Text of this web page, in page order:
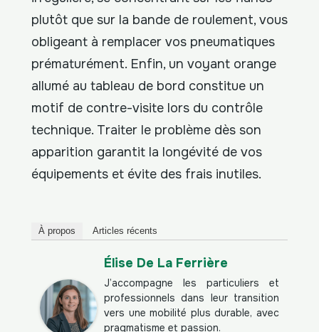
plutôt que sur la bande de roulement, vous
obligeant à remplacer vos pneumatiques
prématurément. Enfin, un voyant orange
allumé au tableau de bord constitue un
motif de contre-visite lors du contrôle
technique. Traiter le problème dès son
apparition garantit la longévité de vos
équipements et évite des frais inutiles.
À propos Articles récents
Élise De La Ferrière
J’accompagne les particuliers et
professionnels dans leur transition
vers une mobilité plus durable, avec
pragmatisme et passion.